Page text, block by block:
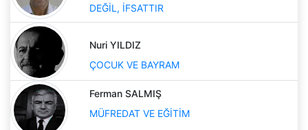
DEĞİL, İFSATTIR
Nuri YILDIZ
ÇOCUK VE BAYRAM
Ferman SALMIŞ
MÜFREDAT VE EĞİTİM